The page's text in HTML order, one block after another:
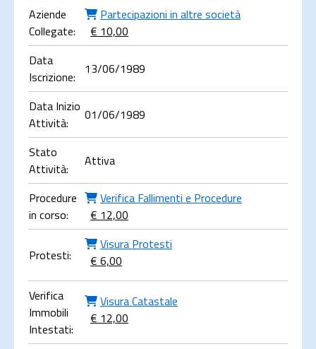
Aziende
Collegate:
Partecipazioni in altre società
€ 10,00
Data
Iscrizione:
13/06/1989
Data Inizio
Attività:
01/06/1989
Stato
Attività:
Attiva
Procedure
in corso:
Verifica Fallimenti e Procedure
€ 12,00
Protesti:
Visura Protesti
€ 6,00
Verifica
Immobili
Intestati:
Visura Catastale
€ 12,00